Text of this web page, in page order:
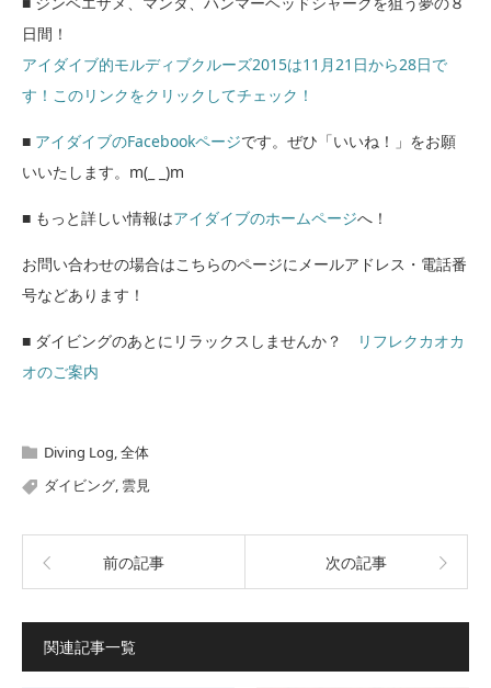
日間！
アイダイブ的モルディブクルーズ2015は11月21日から28日で
す！このリンクをクリックしてチェック！
■ アイダイブのFacebookページです。ぜひ「いいね！」をお願
いいたします。m(_ _)m
■ もっと詳しい情報はアイダイブのホームページへ！
お問い合わせの場合はこちらのページにメールアドレス・電話番
号などあります！
■ ダイビングのあとにリラックスしませんか？
リフレクカオカ
オのご案内
Diving Log,全体
ダイビング, 雲見
前の記事 次の記事
関連記事一覧